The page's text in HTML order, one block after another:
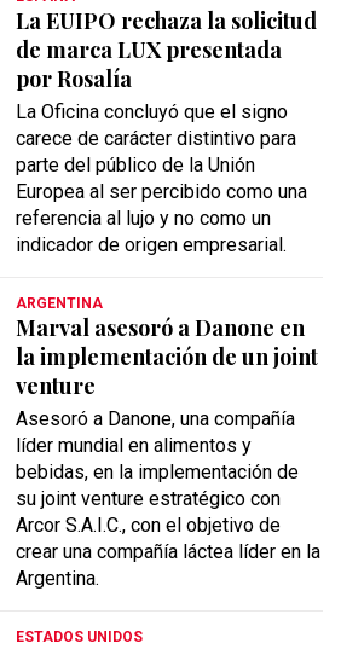
La EUIPO rechaza la solicitud
de marca LUX presentada
por Rosalía
La Oficina concluyó que el signo
carece de carácter distintivo para
parte del público de la Unión
Europea al ser percibido como una
referencia al lujo y no como un
indicador de origen empresarial.
ARGENTINA
Marval asesoró a Danone en
la implementación de un joint
venture
Asesoró a Danone, una compañía
líder mundial en alimentos y
bebidas, en la implementación de
su joint venture estratégico con
Arcor S.A.I.C., con el objetivo de
crear una compañía láctea líder en la
Argentina.
ESTADOS UNIDOS